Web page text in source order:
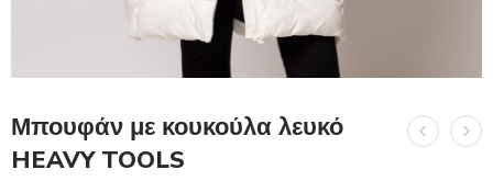
Μπουφάν με κουκούλα λευκό
HEAVY TOOLS